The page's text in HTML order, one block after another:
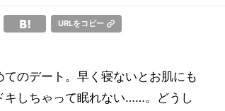
URLをコピー
てのデート。早く寝ないとお肌にも
キしちゃって眠れない……。どうし